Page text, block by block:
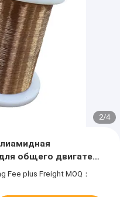
2/4
общего двигателя
Fee plus Freight MOQ：